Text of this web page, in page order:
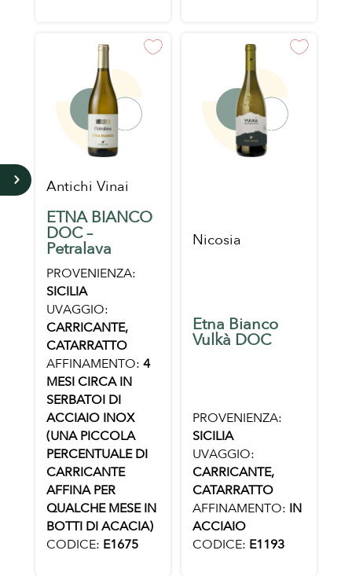
5 Antichi Vinai
ETNA BIANCO
DOC –
Petralava
PROVENIENZA:
SICILIA
UVAGGIO:
CARRICANTE,
CATARRATTO
AFFINAMENTO: 4
MESI CIRCA IN
SERBATOI DI
ACCIAIO INOX
(UNA PICCOLA
PERCENTUALE DI
CARRICANTE
AFFINA PER
QUALCHE MESE IN
BOTTI DI ACACIA)
CODICE: E1675
Nicosia
Etna Bianco
Vulkà DOC
PROVENIENZA:
SICILIA
UVAGGIO:
CARRICANTE,
CATARRATTO
AFFINAMENTO: IN
ACCIAIO
CODICE: E1193